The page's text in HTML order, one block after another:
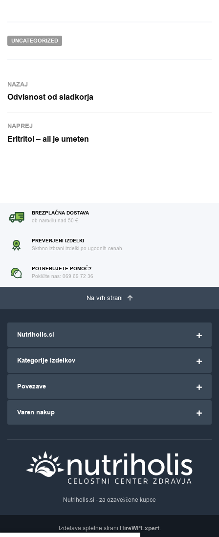
UNCATEGORIZED
NAZAJ
Odvisnost od sladkorja
NAPREJ
Eritritol – ali je umeten
BREZPLAČNA DOSTAVA
ob naročilu nad 50 €.
PREVERJENI IZDELKI
Skrbno izbrani izdelki po ugodnih cenah.
POTREBUJETE POMOČ?
Pokličite nas: 069 69 72 36
Na vrh strani
Nutriholis.si
Kategorije izdelkov
Povezave
Varen nakup
Nutriholis.si - za ozaveščene kupce
Izdelava spletne strani HireWPExpert.